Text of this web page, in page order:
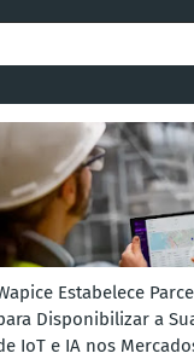
Estabelece
Disponibilizar a
IoT e IA nos